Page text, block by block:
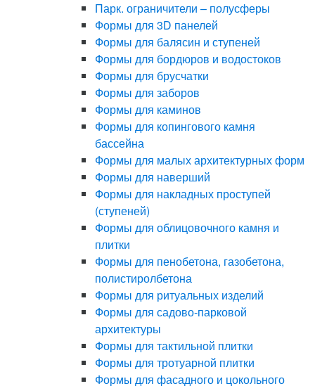
Парк. ограничители – полусферы
Формы для 3D панелей
Формы для балясин и ступеней
Формы для бордюров и водостоков
Формы для брусчатки
Формы для заборов
Формы для каминов
Формы для копингового камня
бассейна
Формы для малых архитектурных форм
Формы для наверший
Формы для накладных проступей
(ступеней)
Формы для облицовочного камня и
плитки
Формы для пенобетона, газобетона,
полистиролбетона
Формы для ритуальных изделий
Формы для садово-парковой
архитектуры
Формы для тактильной плитки
Формы для тротуарной плитки
Формы для фасадного и цокольного